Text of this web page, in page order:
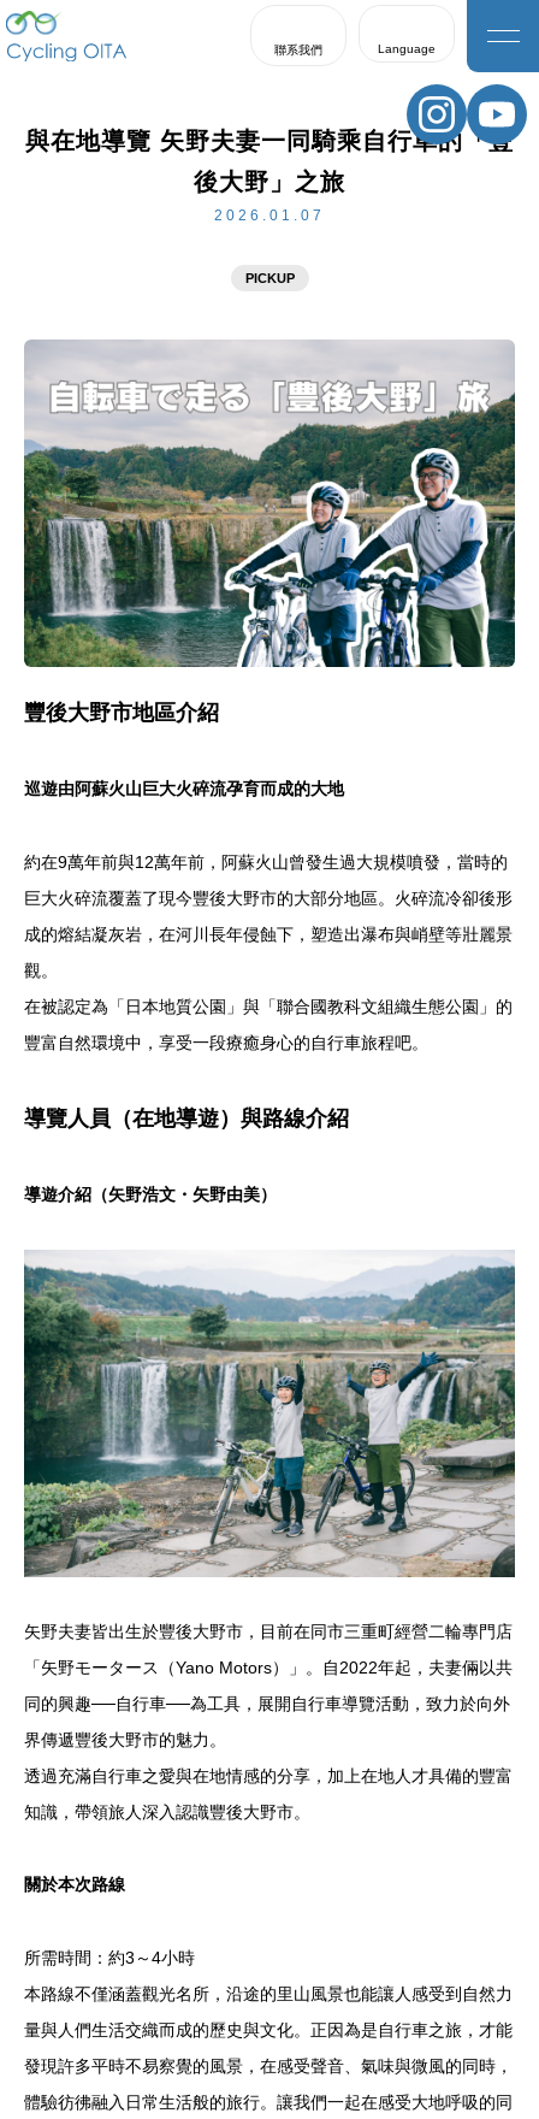
聯系我們 Language
日本語
English
與在地導覽 矢野夫妻一同騎乘自行車的「豐
後大野」之旅
2026.01.07
PICKUP
豐後大野市地區介紹
巡遊由阿蘇火山巨大火碎流孕育而成的大地
約在9萬年前與12萬年前，阿蘇火山曾發生過大規模噴發，當時的
巨大火碎流覆蓋了現今豐後大野市的大部分地區。火碎流冷卻後形
成的熔結凝灰岩，在河川長年侵蝕下，塑造出瀑布與峭壁等壯麗景
觀。
在被認定為「日本地質公園」與「聯合國教科文組織生態公園」的
豐富自然環境中，享受一段療癒身心的自行車旅程吧。
導覽人員（在地導遊）與路線介紹
導遊介紹（矢野浩文・矢野由美）
矢野夫妻皆出生於豐後大野市，目前在同市三重町經營二輪專門店
「矢野モータース（Yano Motors）」。自2022年起，夫妻倆以共
同的興趣──自行車──為工具，展開自行車導覽活動，致力於向外
界傳遞豐後大野市的魅力。
透過充滿自行車之愛與在地情感的分享，加上在地人才具備的豐富
知識，帶領旅人深入認識豐後大野市。
關於本次路線
所需時間：約3～4小時
本路線不僅涵蓋觀光名所，沿途的里山風景也能讓人感受到自然力
量與人們生活交織而成的歷史與文化。正因為是自行車之旅，才能
發現許多平時不易察覺的風景，在感受聲音、氣味與微風的同時，
體驗彷彿融入日常生活般的旅行。讓我們一起在感受大地呼吸的同